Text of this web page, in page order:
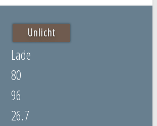
Unlicht
Lade
80
96
26.7